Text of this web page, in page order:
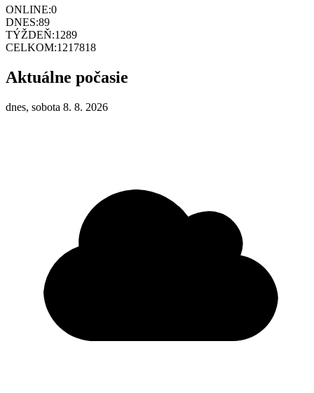
ONLINE:0
DNES:89
TÝŽDEŇ:1289
CELKOM:1217818
Aktuálne počasie
dnes, sobota 8. 8. 2026